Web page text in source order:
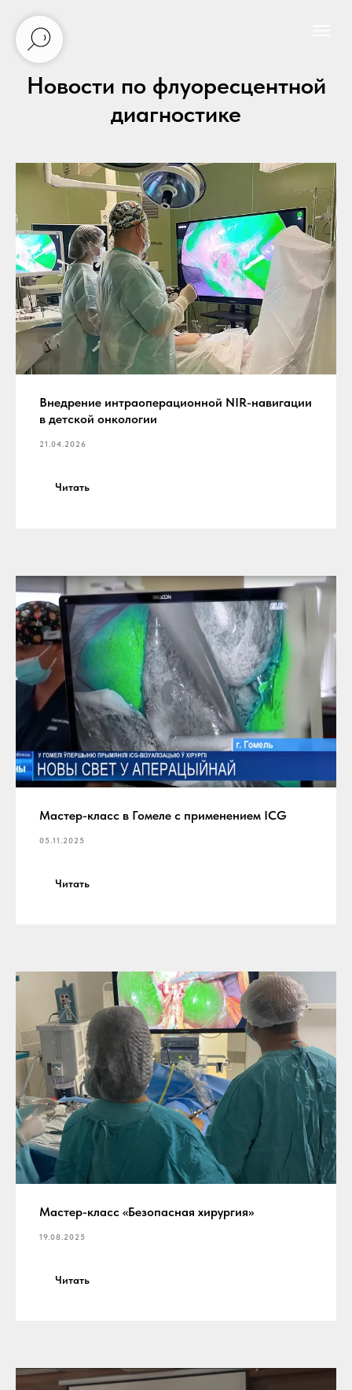
Новости по флуоресцентной
диагностике
Внедрение интраоперационной NIR-навигации
в детской онкологии
21.04.2026
Читать
Мастер-класс в Гомеле с применением ICG
05.11.2025
Читать
Мастер-класс «Безопасная хирургия»
19.08.2025
Читать